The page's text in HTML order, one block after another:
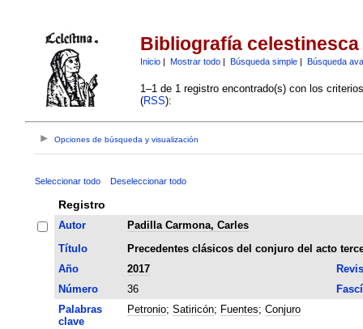
Bibliografía celestinesca
Inicio| Mostrar todo| Búsqueda simple| Búsqueda
1–1 de 1 registro encontrado(s) con los
(RSS):
Opciones de búsqueda y visualización
Seleccionar todo Deseleccionar todo
Registro
Autor
Padilla Carmona, Carles
Título
Precedentes clásicos del conjuro del acto
Año
2017
Número
36
Palabras
clave
Petronio; Satiricón; Fuentes; Conjuro